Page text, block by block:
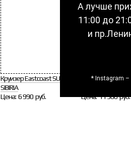
Круизер Eastcoast SURF
SIBIRIA
Цена: 6 990 руб.
Лонгборд
Цена:11 900 руб.
А лучше
11:00 до
и
* Instagram –